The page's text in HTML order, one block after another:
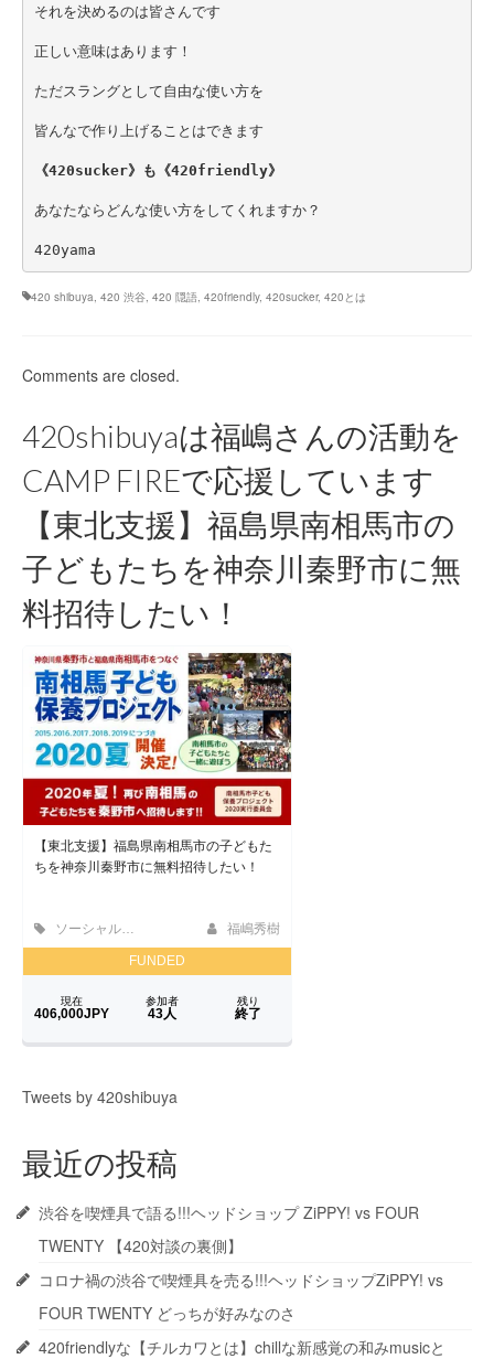
それを決めるのは皆さんです
正しい意味はあります！
ただスラングとして自由な使い方を
皆んなで作り上げることはできます
《420sucker》も《420friendly》
あなたならどんな使い方をしてくれますか？
420yama
420 shibuya 420 渋谷 420 隠語 420friendly, 420sucker, 420とは
Comments are closed.
420shibuyaは福嶋さんの活動を
CAMP FIREで応援しています
【東北支援】福島県南相馬市の
子どもたちを神奈川秦野市に無
料招待したい！
Tweets by 420shibuya
最近の投稿
渋谷を喫煙具で語る!!!ヘッドショップ ZiPPY! vs FOUR
TWENTY 【420対談の裏側】
コロナ禍の渋谷で喫煙具を売る!!!ヘッドショップZiPPY! vs
FOUR TWENTY どっちが好みなのさ
420friendlyな【チルカワとは】chillな新感覚の和みmusicと